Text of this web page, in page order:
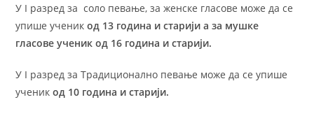
У I разред за соло певање, за женске гласове може да се
упише ученикод 13 година и старији а за мушке
гласове ученик од 16 година и старији.
У I разред за Традиционално певање може да се упише
ученикод 10 година и старији.